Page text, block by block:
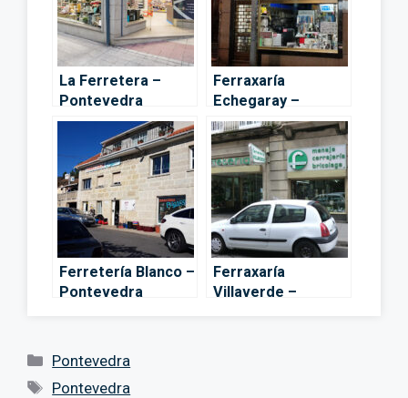
La Ferretera –
Pontevedra
Ferraxaría
Echegaray –
Pontevedra
Ferretería Blanco –
Pontevedra
Ferraxaría
Villaverde –
Categorías
Pontevedra
Etiquetas
Pontevedra